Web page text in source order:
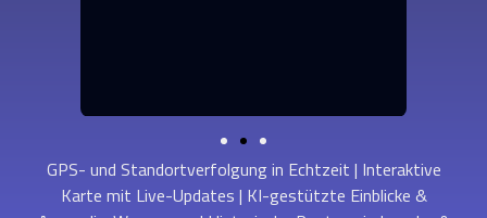
GPS- und Standortverfolgung in Echtzeit | Interaktive
Karte mit Live-Updates | KI-gestützte Einblicke &